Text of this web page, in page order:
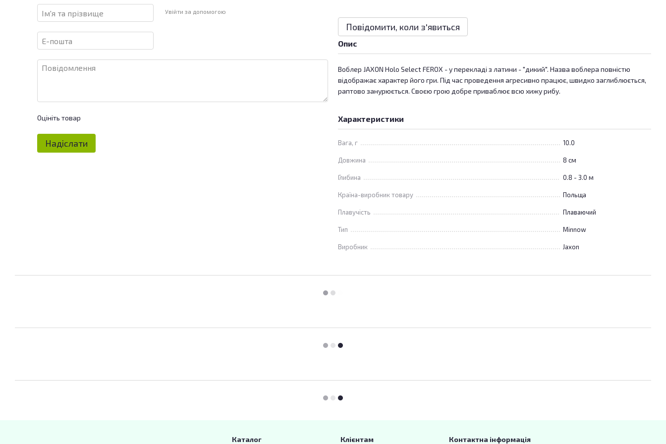
Увійти за допомогою
Оцініть товар
Надіслати
Повідомити, коли з'явиться
Опис
Воблер JAXON Holo Select FEROX - у перекладі з латини - "дикий". Назва воблера повністю
відображає характер його гри. Під час проведення агресивно працює, швидко заглиблюється,
раптово занурюється. Своєю грою добре приваблює всю хижу рибу.
Характеристики
Вага, г 10.0
Довжина 8 см
Глибина 0.8 - 3.0 м
Країна-виробник товару Польща
Плавучість Плаваючий
Тип Minnow
Виробник Jaxon
Каталог Клієнтам Контактна інформація